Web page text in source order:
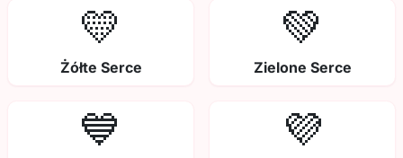
💛
Żółte Serce
💚
Zielone Serce
💙 💜